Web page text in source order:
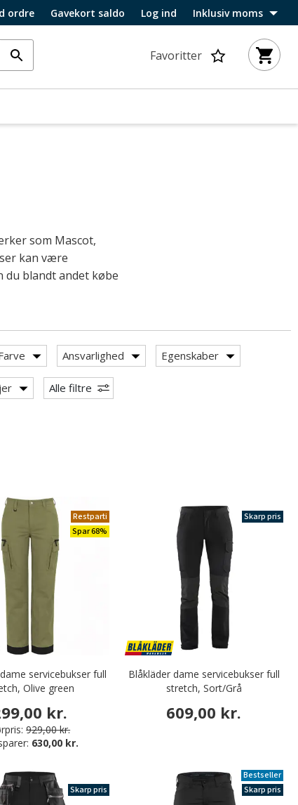
ordre Gavekort saldo Log ind Inklusiv moms
Favoritter
som Mascot,
kan være
du blandt andet købe
Ansvarlighed Egenskaber
Alle filtre
Restparti
Spar 68%
servicebukser full
Olive green
kr.
929,00 kr.
630,00 kr.
Skarp pris
Blåkläder dame servicebukser full
stretch, Sort/Grå
609,00 kr.
Skarp pris
Bestseller
Skarp pris